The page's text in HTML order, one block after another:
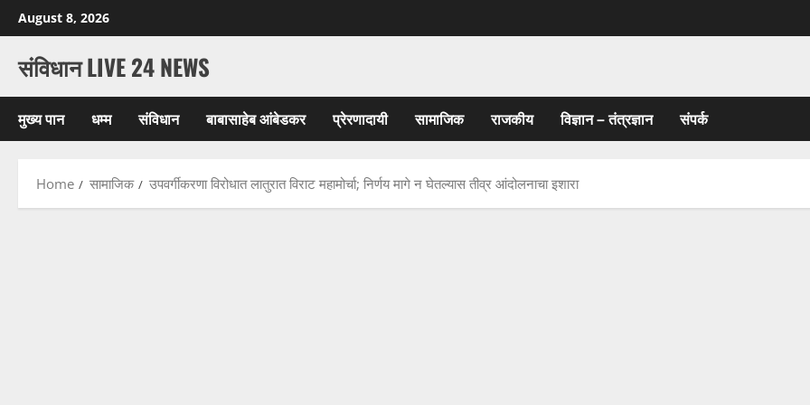
Skip
to
content
August 8, 2026
संविधान LIVE 24 NEWS
मुख्य पान धम्म संविधान बाबासाहेब आंबेडकर प्रेरणादायी सामाजिक राजकीय विज्ञान – तंत्रज्ञान संपर्क
Home सामाजिक उपवर्गीकरणा विरोधात लातुरात विराट महामोर्चा; निर्णय मागे न घेतल्यास तीव्र आंदोलनाचा इशारा